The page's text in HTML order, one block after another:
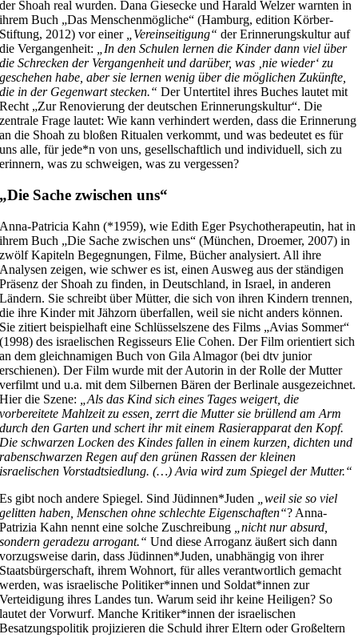
der Shoah real wurden. Dana Giesecke und Harald Welzer warnten in
ihrem Buch „Das Menschenmögliche“ (Hamburg, edition Körber-
Stiftung, 2012) vor einer
„Vereinseitigung“ der Erinnerungskultur auf
die Vergangenheit:
„In den Schulen lernen die Kinder dann viel über
die Schrecken der Vergangenheit und darüber, was ‚nie wieder‘ zu
geschehen habe, aber sie lernen wenig über die möglichen Zukünfte,
die in der Gegenwart stecken.“ Der Untertitel ihres Buches lautet mit
Recht „Zur Renovierung der deutschen Erinnerungskultur“. Die
zentrale Frage lautet: Wie kann verhindert werden, dass die Erinnerung
an die Shoah zu bloßen Ritualen verkommt, und was bedeutet es für
uns alle, für jede*n von uns, gesellschaftlich und individuell, sich zu
erinnern, was zu schweigen, was zu vergessen?
„Die Sache zwischen uns“
Anna-Patricia Kahn (*1959), wie Edith Eger Psychotherapeutin, hat in
ihrem Buch „Die Sache zwischen uns“ (München, Droemer, 2007) in
zwölf Kapiteln Begegnungen, Filme, Bücher analysiert. All ihre
Analysen zeigen, wie schwer es ist, einen Ausweg aus der ständigen
Präsenz der Shoah zu finden, in Deutschland, in Israel, in anderen
Ländern. Sie schreibt über Mütter, die sich von ihren Kindern trennen,
die ihre Kinder mit Jähzorn überfallen, weil sie nicht anders können.
Sie zitiert beispielhaft eine Schlüsselszene des Films „Avias Sommer“
(1998) des israelischen Regisseurs Elie Cohen. Der Film orientiert sich
an dem gleichnamigen Buch von Gila Almagor (bei dtv junior
erschienen). Der Film wurde mit der Autorin in der Rolle der Mutter
verfilmt und u.a. mit dem Silbernen Bären der Berlinale ausgezeichnet.
Hier die Szene:
„Als das Kind sich eines Tages weigert, die
vorbereitete Mahlzeit zu essen, zerrt die Mutter sie brüllend am Arm
durch den Garten und schert ihr mit einem Rasierapparat den Kopf.
Die schwarzen Locken des Kindes fallen in einem kurzen, dichten und
rabenschwarzen Regen auf den grünen Rassen der kleinen
israelischen Vorstadtsiedlung. (…) Avia wird zum Spiegel der Mutter.“
Es gibt noch andere Spiegel. Sind Jüdinnen*Juden
„weil sie so viel
gelitten haben, Menschen ohne schlechte Eigenschaften“? Anna-
Patrizia Kahn nennt eine solche Zuschreibung
„nicht nur absurd,
sondern geradezu arrogant.“ Und diese Arroganz äußert sich dann
vorzugsweise darin, dass Jüdinnen*Juden, unabhängig von ihrer
Staatsbürgerschaft, ihrem Wohnort, für alles verantwortlich gemacht
werden, was israelische Politiker*innen und Soldat*innen zur
Verteidigung ihres Landes tun. Warum seid ihr keine Heiligen? So
lautet der Vorwurf. Manche Kritiker*innen der israelischen
Besatzungspolitik projizieren die Schuld ihrer Eltern oder Großeltern